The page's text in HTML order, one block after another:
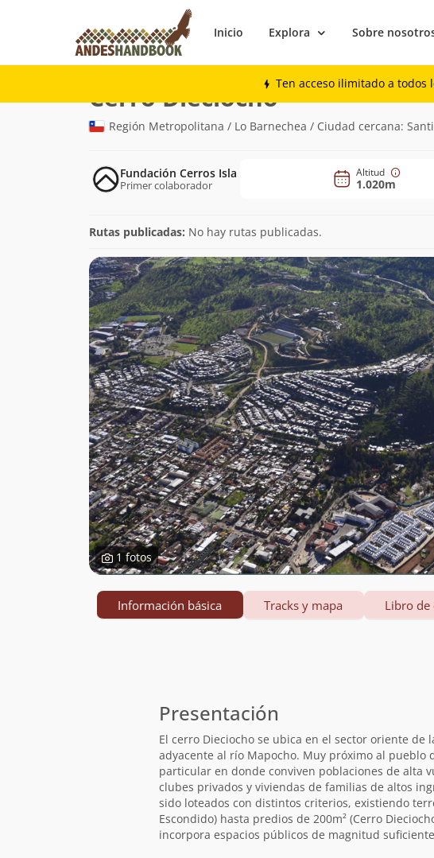
Inicio Explora Sobre
Ten acceso ilimitado a todos
Montaña
Cerro Dieciocho(1.020m)
Región Metropolitana / Lo Barnechea / Ciudad cercana:
Fundación Cerros Isla
Primer colaborador
Altitud
1.020m
Rutas publicadas: No hay rutas publicadas.
1 fotos
Información básica Tracks y mapa Libro de
Presentación
El cerro Dieciocho se ubica en el sector oriente
adyacente al río Mapocho. Muy próximo al pueblo
particular en donde conviven poblaciones de alta
clubes privados y viviendas de familias de altos
sido loteados con distintos criterios, existiendo
Escondido) hasta predios de 200m² (Cerro
incorpora espacios públicos de magnitud